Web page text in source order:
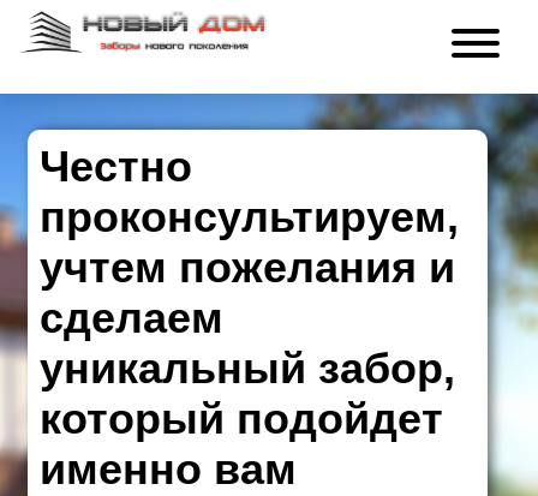
Честно
проконсультируем,
учтем пожелания и
сделаем
уникальный забор,
который подойдет
именно вам